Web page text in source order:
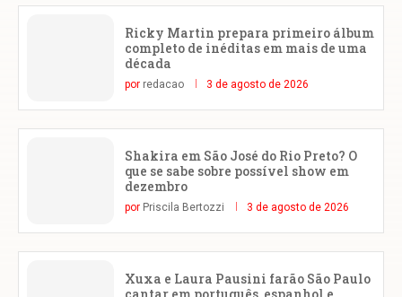
Ricky Martin prepara primeiro álbum
completo de inéditas em mais de uma
década
por redacao 3 de agosto de 2026
Shakira em São José do Rio Preto? O
que se sabe sobre possível show em
dezembro
por Priscila Bertozzi 3 de agosto de 2026
Xuxa e Laura Pausini farão São Paulo